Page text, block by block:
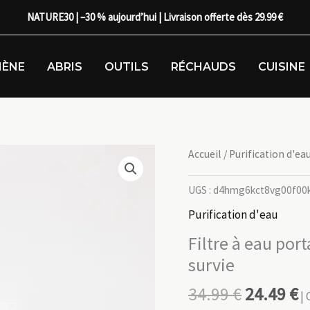
NATURE30 | –30 % aujourd’hui | Livraison offerte dès 29.99 €
ABRIS OUTILS RÉCHAUDS CUISINE
Accueil / Purification
UGS :
Purification d'eau
Filtre à eau
survie
34.99€24.49€|